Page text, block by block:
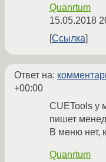
Quanrtum
15.05.2018
Ссылка
Ответ на:
+00:00
CUETools у
пишет
В меню нет,
Quanrtum